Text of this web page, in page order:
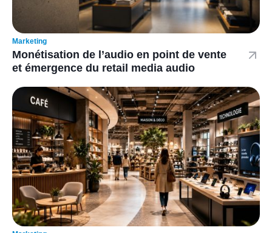
Marketing
Monétisation de l’audio en point de vente
et émergence du retail media audio